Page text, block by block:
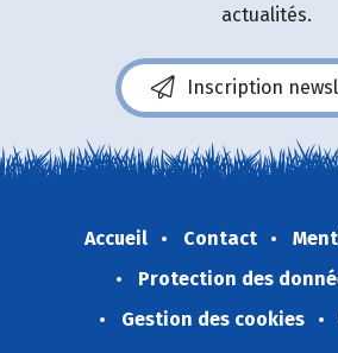
actualités.
Inscription
Accueil Contact
Protection des
Gestion des cookies